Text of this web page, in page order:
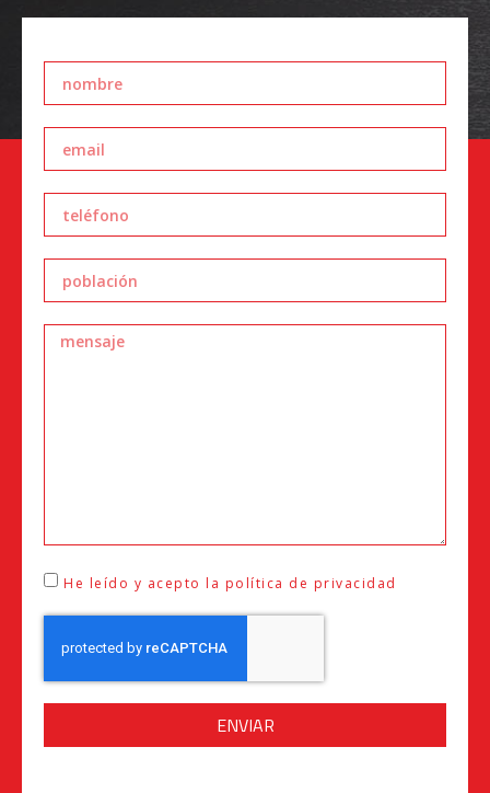
He leído y acepto la política de privacidad
ENVIAR